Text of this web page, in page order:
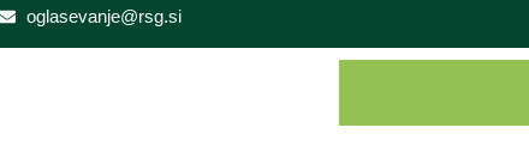
oglasevanje@rsg.si